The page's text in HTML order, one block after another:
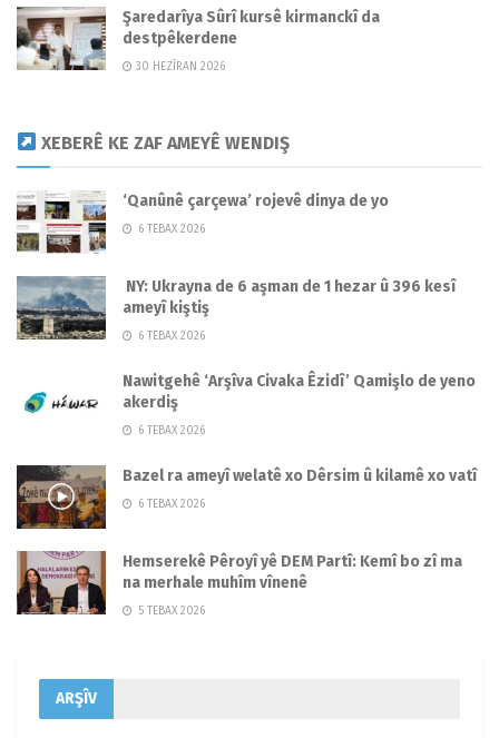
Şaredarîya Sûrî kursê kirmanckî da
destpêkerdene
30 HEZÎRAN 2026
XEBERÊ KE ZAF AMEYÊ WENDIŞ
‘Qanûnê çarçewa’ rojevê dinya de yo
6 TEBAX 2026
NY: Ukrayna de 6 aşman de 1 hezar û 396 kesî
ameyî kiştiş
6 TEBAX 2026
Nawitgehê ‘Arşîva Civaka Êzidî’ Qamişlo de yeno
akerdiş
6 TEBAX 2026
Bazel ra ameyî welatê xo Dêrsim û kilamê xo vatî
6 TEBAX 2026
Hemserekê Pêroyî yê DEM Partî: Kemî bo zî ma
na merhale muhîm vînenê
5 TEBAX 2026
ARŞÎV